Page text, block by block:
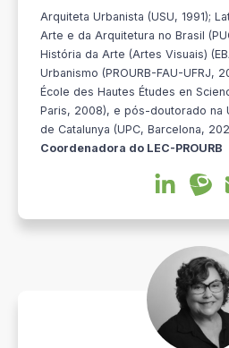
Arquiteta Urbanista (USU, 1991);
Arte e da Arquitetura no Brasil
História da Arte (Artes Visuais)
Urbanismo (PROURB-FAU-UFRJ,
École des Hautes Études en
Paris, 2008), e pós-doutorado na
de Catalunya (UPC, Barcelona,
Coordenadora do LEC-PROURB